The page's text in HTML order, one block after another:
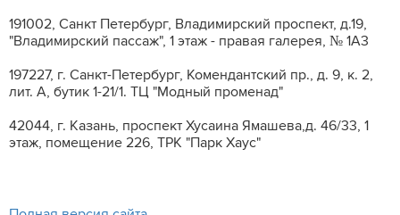
191002, Санкт Петербург, Владимирский проспект, д.19,
"Владимирский пассаж", 1 этаж - правая галерея, № 1А3
197227, г. Санкт-Петербург, Комендантский пр., д. 9, к. 2,
лит. A, бутик 1-21/1. ТЦ "Модный променад"
42044, г. Казань, проспект Хусаина Ямашева,д. 46/33, 1
этаж, помещение 226, ТРК "Парк Хаус"